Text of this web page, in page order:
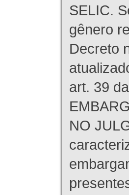
SELIC.
gênero
Decreto
art. 39
NO